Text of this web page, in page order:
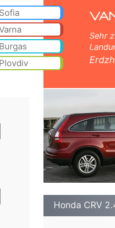
Sofia
Burgas
Plovdiv
Sehr
Honda CRV